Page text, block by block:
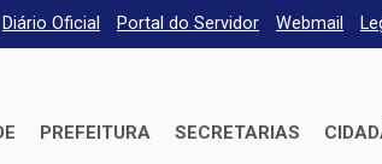
Diário Oficial Portal do Servidor Webmail
PREFEITURA SECRETARIAS